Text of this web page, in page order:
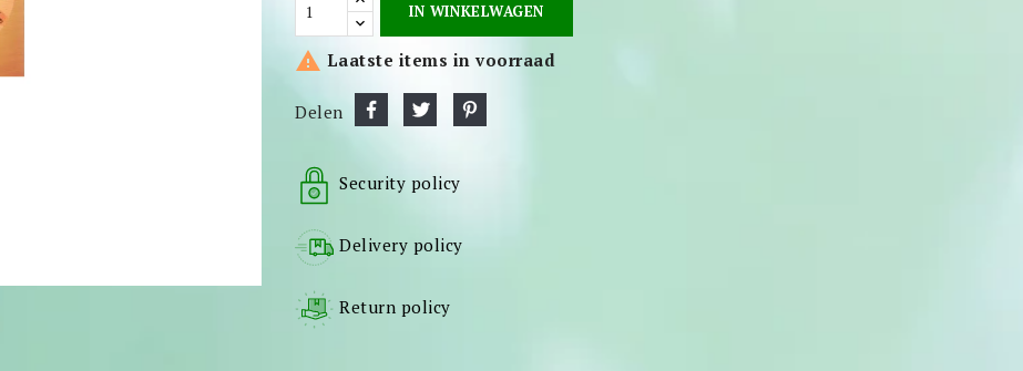
IN WINKELWAGEN
 Laatste items in voorraad
Delen
Security policy
Delivery policy
Return policy